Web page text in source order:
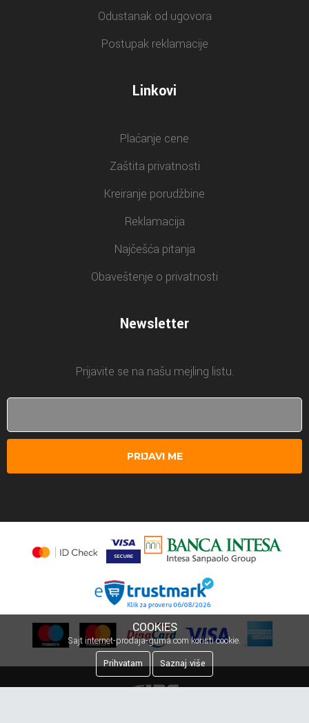
Odustanak od ugovora
Postupak reklamacije
Linkovi
Plaćanje cene
Zaštita privatnosti
Kreiranje porudžbine
Reklamacija
Najčešća pitanja
Obaveštenje o privatnosti
Newsletter
Prijavite se na našu mejling listu.
PRIJAVI ME
COOKIES
Sajt internet-prodaja-guma.com koristi cookie.
Prihvatam
Saznaj više